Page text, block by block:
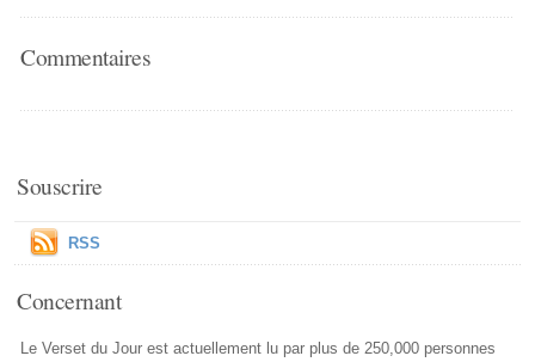
Commentaires
Souscrire
RSS
Concernant
Le Verset du Jour est actuellement lu par plus de 250,000 personnes